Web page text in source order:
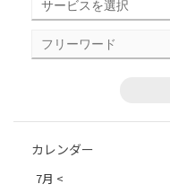
カレンダー
7月 <